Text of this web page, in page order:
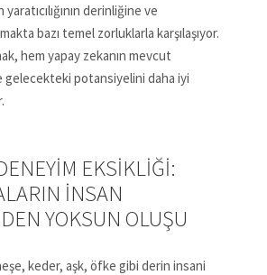
derinliğine ve
bazı temel zorluklarla karşılaşıyor.
hem yapay zekanın mevcut
gelecekteki potansiyelini daha iyi
EKSIKLIĞI:
İNSAN
YOKSUN OLUŞU
neşe, keder, aşk, öfke gibi derin insani